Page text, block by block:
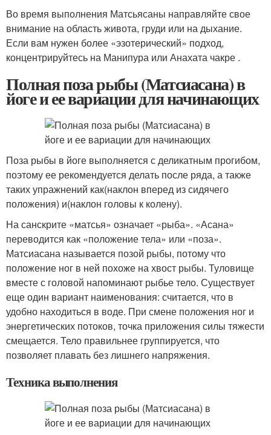
Во время выполнения Матсьясаны направляйте свое
внимание на область живота, груди или на дыхание.
Если вам нужен более «эзотерический» подход,
концентрируйтесь на Манипура или Анахата чакре .
Полная поза рыбы (Матсиасана) в
йоге и ее вариации для начинающих
Поза рыбы в йоге выполняется с деликатным прогибом,
поэтому ее рекомендуется делать после ряда, а также
таких упражнений как(наклон вперед из сидячего
положения) и(наклон головы к колену).
На санскрите «матсья» означает «рыба». «Асана»
переводится как «положение тела» или «поза».
Матсиасана называется позой рыбы, потому что
положение ног в ней похоже на хвост рыбы. Туловище
вместе с головой напоминают рыбье тело. Существует
еще один вариант наименования: считается, что в
удобно находиться в воде. При смене положения ног и
энергетических потоков, точка приложения силы тяжести
смещается. Тело правильнее группируется, что
позволяет плавать без лишнего напряжения.
Техника выполнения